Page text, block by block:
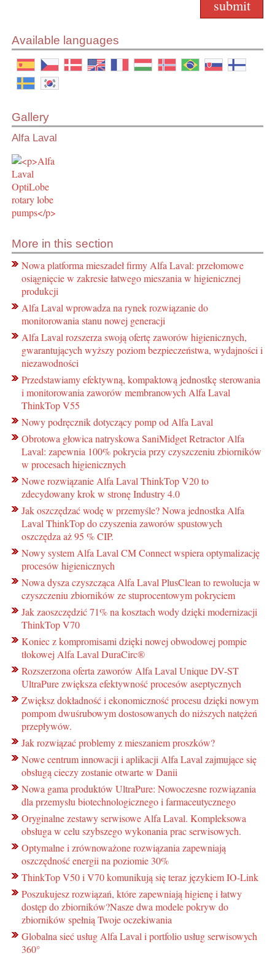
Available languages
Gallery
Alfa Laval
More in this section
Nowa platforma mieszadeł firmy Alfa Laval: przełomowe
osiągnięcie w zakresie łatwego mieszania w higienicznej
produkcji
Alfa Laval wprowadza na rynek rozwiązanie do
monitorowania stanu nowej generacji
Alfa Laval rozszerza swoją ofertę zaworów higienicznych,
gwarantujących wyższy poziom bezpieczeństwa, wydajności i
niezawodności
Przedstawiamy efektywną, kompaktową jednostkę sterowania
i monitorowania zaworów membranowych Alfa Laval
ThinkTop V55
Nowy podręcznik dotyczący pomp od Alfa Laval
Obrotowa głowica natryskowa SaniMidget Retractor Alfa
Laval: zapewnia 100% pokrycia przy czyszczeniu zbiorników
w procesach higienicznych
Nowe rozwiązanie Alfa Laval ThinkTop V20 to
zdecydowany krok w stronę Industry 4.0
Jak oszczędzać wodę w przemyśle? Nowa jednostka Alfa
Laval ThinkTop do czyszenia zaworów spustowych
oszczędza aż 95 % CIP.
Nowy system Alfa Laval CM Connect wspiera optymalizację
procesów higienicznych
Nowa dysza czyszcząca Alfa Laval PlusClean to rewolucja w
czyszczeniu zbiorników ze stuprocentowym pokryciem
Jak zaoszczędzić 71% na kosztach wody dzięki modernizacji
ThinkTop V70
Koniec z kompromisami dzięki nowej obwodowej pompie
tłokowej Alfa Laval DuraCirc®
Rozszerzona oferta zaworów Alfa Laval Unique DV-ST
UltraPure zwiększa efektywność procesów aseptycznych
Zwiększ dokładność i ekonomiczność procesu dzięki nowym
pompom dwuśrubowym dostosowanych do niższych natężeń
przepływów.
Jak rozwiązać problemy z mieszaniem proszków?
Nowe centrum innowacji i aplikacji Alfa Laval zajmujące się
obsługą cieczy zostanie otwarte w Danii
Nowa gama produktów UltraPure: Nowoczesne rozwiązania
dla przemysłu biotechnologicznego i farmaceutycznego
Oryginalne zestawy serwisowe Alfa Laval. Kompleksowa
obsługa w celu szybszego wykonania prac serwisowych.
Optymalne i zrównoważone rozwiązania zapewniają
oszczędność energii na poziomie 30%
ThinkTop V50 i V70 komunikują się teraz językiem IO-Link
Poszukujesz rozwiązań, które zapewniają higienę i łatwy
dostęp do zbiorników?Nasze dwa modele pokryw do
zbiorników spełnią Twoje oczekiwania
Globalna sieć usług Alfa Laval i portfolio usług serwisowych
360°